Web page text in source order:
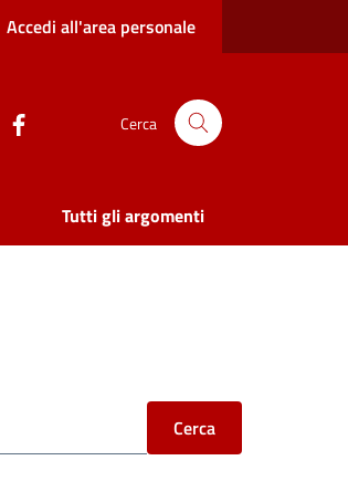
Accedi all'area personale
twitter Cerca
Tutti gli argomenti
Cerca